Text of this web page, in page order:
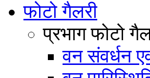
फोटो गैलरी
प्रभाग फोटो
वन संवर्धन